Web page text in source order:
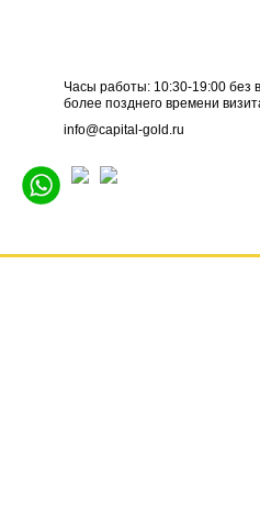
Часы работы: 10:30-19:00 без
более позднего времени
info@capital-gold.ru